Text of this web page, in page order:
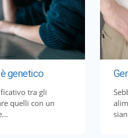
genetico
tra gli
quelli con un